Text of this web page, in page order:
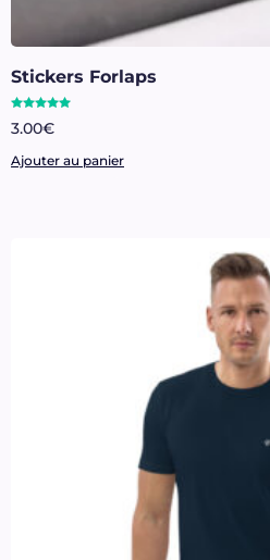
Stickers Forlaps
5.00
3.00€
Ajouter au panier